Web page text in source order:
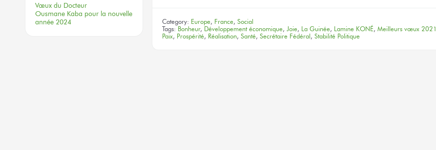
Category: Europe, France, Social
Tags: Bonheur, Développement économique, Joie, La Guinée, Lamine KONÉ, Meilleurs vœux 2021
Paix, Prospérité, Réalisation, Santé, Secrétaire Fédéral , Stabilité Politique
Vœux du Docteur
Ousmane Kaba pour la nouvelle
année 2024